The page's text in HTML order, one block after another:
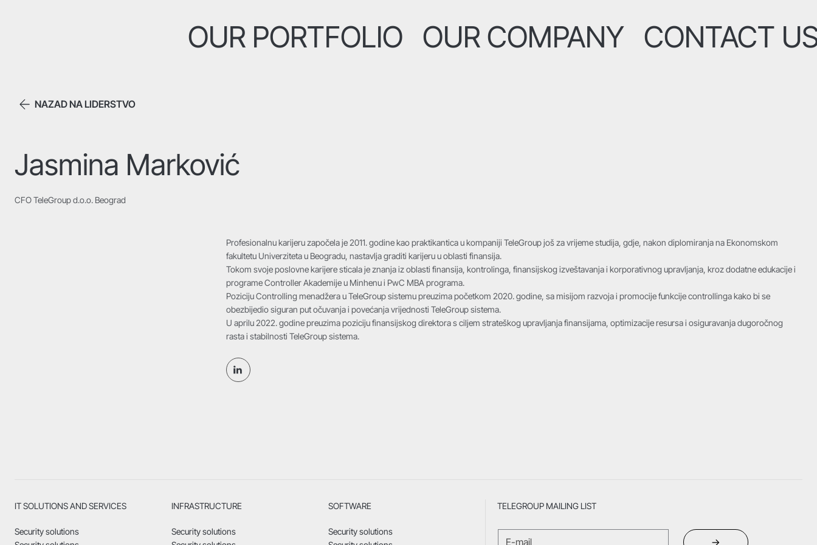
OUR PORTFOLIO OUR COMPANY CONTACT
NAZAD NA LIDERSTVO
Profesionalnu karijeru započela je 2011. godine kao praktikantica u kompaniji TeleGroup još za vrijeme studija, gdje, nakon diplomiranja na Ekonomskom
fakultetu Univerziteta u Beogradu, nastavlja graditi karijeru u oblasti finansija.
Tokom svoje poslovne karijere sticala je znanja iz oblasti finansija, kontrolinga, finansijskog izveštavanja i korporativnog upravljanja, kroz dodatne edukacije i
programe Controller Akademije u Minhenu i PwC MBA programa.
Poziciju Controlling menadžera u TeleGroup sistemu preuzima početkom 2020. godine, sa misijom razvoja i promocije funkcije controllinga kako bi se
obezbijedio siguran put očuvanja i povećanja vrijednosti TeleGroup sistema.
U aprilu 2022. godine preuzima poziciju finansijskog direktora s ciljem strateškog upravljanja finansijama, optimizacije resursa i osiguravanja dugoročnog
rasta i stabilnosti TeleGroup sistema.
Jasmina Marković
CFO TeleGroup d.o.o. Beograd
IT SOLUTIONS AND SERVICES
Security solutions
INFRASTRUCTURE
Security solutions
SOFTWARE
Security solutions
TELEGROUP MAILING LIST
→